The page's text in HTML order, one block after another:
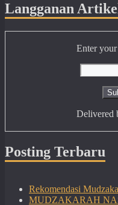
Langganan
Enter your
Delivered
Posting Terbaru
Rekomendasi
MUDZAKARAH